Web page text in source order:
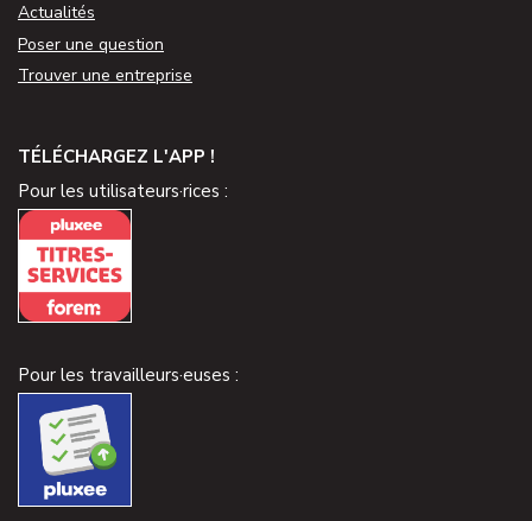
Actualités
Poser une question
Trouver une entreprise
TÉLÉCHARGEZ L'APP !
Pour les utilisateurs·rices :
Pour les travailleurs·euses :